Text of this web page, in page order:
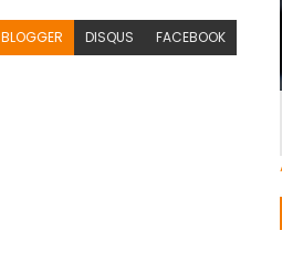
BLOGGER DISQUS FACEBOOK